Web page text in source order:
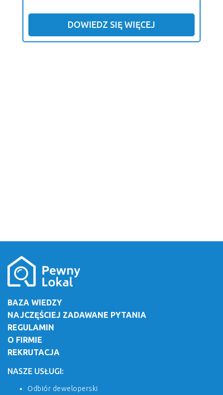
DOWIEDZ SIĘ WIĘCEJ
BAZA WIEDZY
NAJCZĘŚCIEJ ZADAWANE PYTANIA
REGULAMIN
O FIRMIE
REKRUTACJA
NASZE USŁUGI:
Odbiór deweloperski